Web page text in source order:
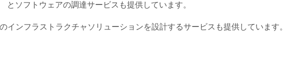
とソフトウェアの調達サービスも提供しています。
インフラストラクチャソリューションを設計するサービスも提供しています。